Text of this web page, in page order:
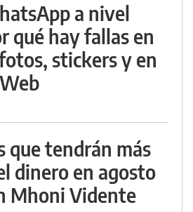
a nivel
qué hay fallas en
stickers y en
que tendrán más
dinero en agosto
Mhoni Vidente